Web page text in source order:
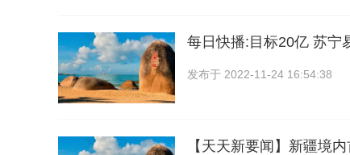
每日快播:目标20亿 苏宁
发布于 2022-11-24 16:54:38
【天天新要闻】新疆境